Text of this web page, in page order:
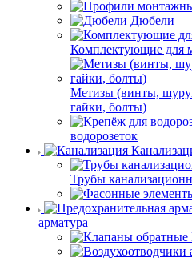
Дюбели
Комплектующие для
Метизы (винты,
гайки, болты)
водорозеток
Трубы
арматура